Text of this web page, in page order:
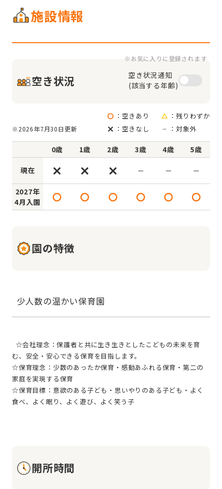
施設情報
空き状況
※お気に入りに登録されます
空き状況通知
(該当する年齢)
※2026年7月30日更新
：空きあり
：残りわずか
：空きなし
：対象外
0歳 1歳 2歳 3歳 4歳 5歳
現在
2027年
4月入園
園の特徴
む、安全・安心できる保育を目指します。
☆保育理念：少数のあったか保育・感動あふれる保育・第二の
家庭を実現する保育
☆保育目標：意欲のある子ども・思いやりのある子ども・よく
食べ、よく眠り、よく遊び、よく笑う子
開所時間